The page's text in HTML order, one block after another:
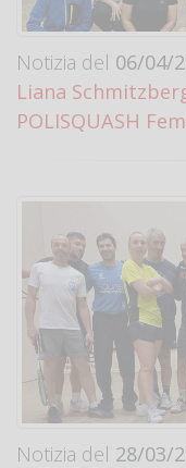
Notizia del 06/04/
Liana
POLISQUASH
Notizia del 28/03/